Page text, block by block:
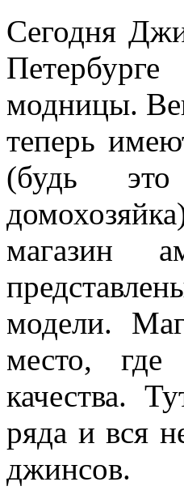
Сегодня
модницы.
теперь
(будь это
магазин
модели.
место, где
качества.
ряда и вся
джинсов.